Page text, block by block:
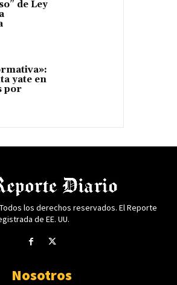
de Ley
yate en
por
los derechos reservados. El Reporte
de EE. UU.
Nosotros